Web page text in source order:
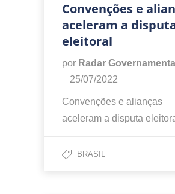
Convenções e
aceleram a
eleitoral
por Radar Governamental
25/07/2022
Convenções e alianças
aceleram a disputa
BRASIL